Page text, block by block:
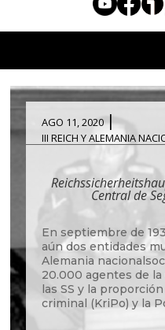
AGO 11, 2020|
III REICH Y ALEMANIA
Central de
En septiembre de
aún dos entidades
Alemania
20.000 agentes de
las SS y la
criminal (KriPo) y la